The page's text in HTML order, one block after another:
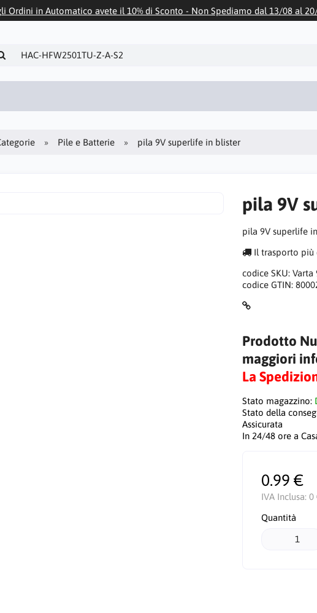
Ordini in Automatico avete il 10% di Sconto - Non Spediamo dal 13/08 al
Pile e Batterie pila 9V superlife in blister
pila 9V
pila 9V superlife
Il trasporto più
codice SKU: Varta
codice GTIN:
Prodotto
maggiori
La
Stato magazzino:
Stato della
Assicurata
In 24/48 ore a
0.99 €
IVA Inclusa: 0
Quantità